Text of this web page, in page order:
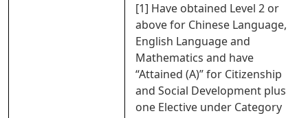
[1] Have obtained Level 2 or
above for Chinese Language,
English Language and
Mathematics and have
“Attained (A)” for Citizenship
and Social Development plus
one Elective under Category